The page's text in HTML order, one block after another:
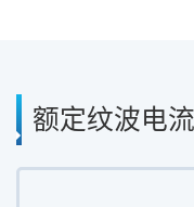
额定纹波电